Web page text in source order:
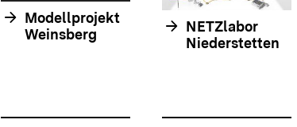
arrow_forward Modellprojekt
Weinsberg
arrow_forward NETZlabor
Niederstetten